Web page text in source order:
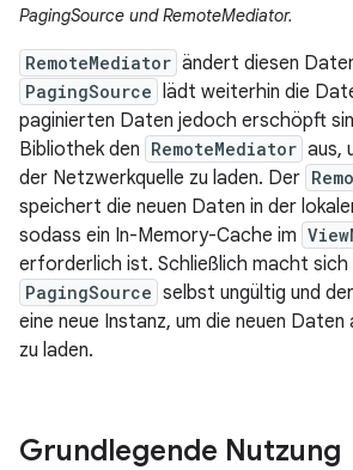
PagingSource und RemoteMediator.
RemoteMediator ändert diesen
PagingSource
lädt weiterhin die
paginierten Daten jedoch erschöpft
Bibliothek den RemoteMediator aus,
der Netzwerkquelle zu laden. Der
speichert die neuen Daten in der
sodass ein In-Memory-Cache im
erforderlich ist. Schließlich macht sich
PagingSource selbst ungültig und der
eine neue Instanz, um die neuen
zu laden.
Grundlegende Nutzung